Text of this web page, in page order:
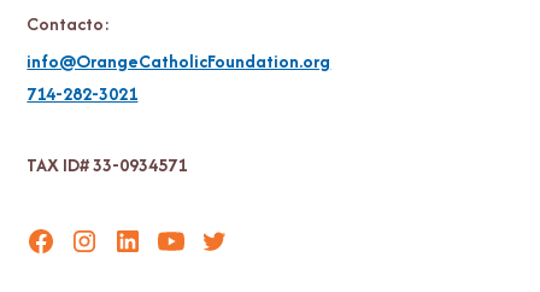
Contacto:
info@OrangeCatholicFoundation.org
714-282-3021
TAX ID# 33-0934571